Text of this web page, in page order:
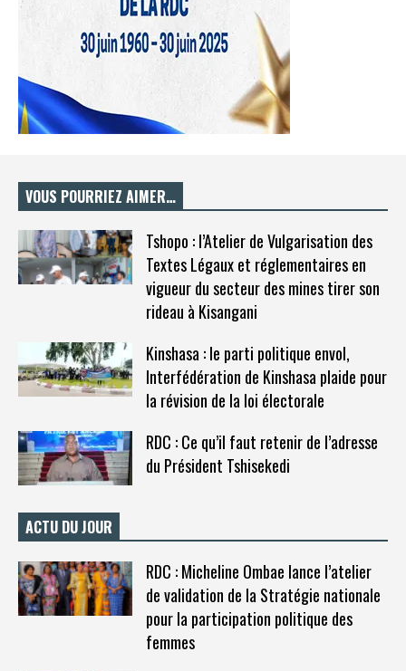
VOUS POURRIEZ AIMER…
Tshopo : l’Atelier de Vulgarisation des
Textes Légaux et réglementaires en
vigueur du secteur des mines tirer son
rideau à Kisangani
Kinshasa : le parti politique envol,
Interfédération de Kinshasa plaide pour
la révision de la loi électorale
RDC : Ce qu’il faut retenir de l’adresse
du Président Tshisekedi
ACTU DU JOUR
RDC : Micheline Ombae lance l’atelier
de validation de la Stratégie nationale
pour la participation politique des
femmes